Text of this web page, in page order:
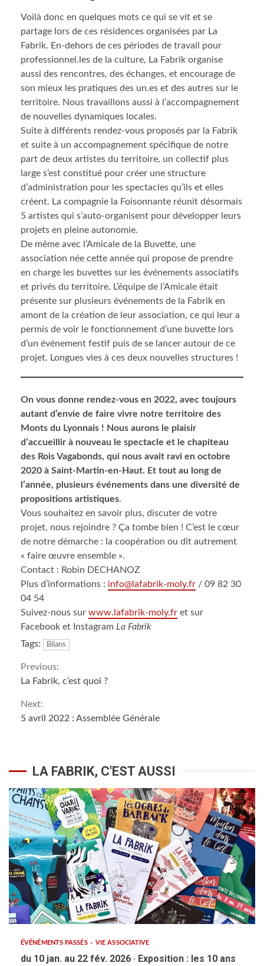
Voilà donc en quelques mots ce qui se vit et se
partage lors de ces résidences organisées par La
Fabrik. En-dehors de ces périodes de travail pour
professionnel.les de la culture, La Fabrik organise
aussi des rencontres, des échanges, et encourage de
son mieux les pratiques des un.es et des autres sur le
territoire. Nous travaillons aussi à l’accompagnement
de nouvelles dynamiques locales.
Suite à différents rendez-vous proposés par la Fabrik
et suite à un accompagnement spécifique de notre
part de deux artistes du territoire, un collectif plus
large s’est constitué pour créer une structure
d’administration pour les spectacles qu’ils et elles
créent. La compagnie la Foisonnante réunit désormais
5 artistes qui s’auto-organisent pour développer leurs
projets en pleine autonomie.
De même avec l’Amicale de la Buvette, une
association née cette année qui propose de prendre
en charge les buvettes sur les événements associatifs
et privés du territoire. L’équipe de l’Amicale était
présente sur plusieurs événements de la Fabrik en
amont de la création de leur association, ce qui leur a
permis de voir le fonctionnement d’une buvette lors
d’un événement festif puis de se lancer autour de ce
projet. Longues vies à ces deux nouvelles structures !
On vous donne rendez-vous en 2022, avec toujours
autant d’envie de faire vivre notre territoire des
Monts du Lyonnais ! Nous aurons le plaisir
d’accueillir à nouveau le spectacle et le chapiteau
des Rois Vagabonds, qui nous avait ravi en octobre
2020 à Saint-Martin-en-Haut. Et tout au long de
l’année, plusieurs événements dans une diversité de
propositions artistiques.
Vous souhaitez en savoir plus, discuter de votre
projet, nous rejoindre ? Ça tombe bien ! C’est le cœur
de notre démarche : la coopération ou dit autrement
« faire œuvre ensemble ».
Contact : Robin DECHANOZ
Plus d’informations : info@lafabrik-moly.fr / 09 82 30
04 54
Suivez-nous sur www.lafabrik-moly.fr et sur
Facebook et Instagram La Fabrik
Tags:
Bilans
Continue
Reading
Previous:
La Fabrik, c’est quoi ?
Next:
5 avril 2022 : Assemblée Générale
LA FABRIK, C'EST AUSSI
ÉVÉNÉMENTS PASSÉS VIE ASSOCIATIVE
du 10 jan. au 22 fév. 2026 · Exposition : les 10 ans